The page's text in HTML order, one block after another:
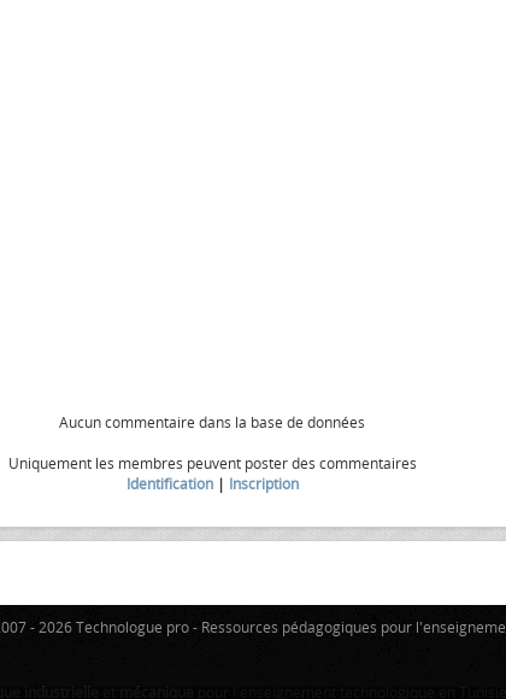
Aucun commentaire dans la base de données
Uniquement les membres peuvent poster des commentaires
Identification| Inscription
- 2026 Technologue pro - Ressources pédagogiques pour
industrielle mécanique